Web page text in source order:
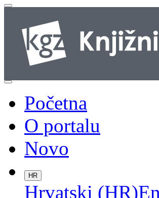
Početna
O portalu
Novo
HR
Hrvatski (HR)